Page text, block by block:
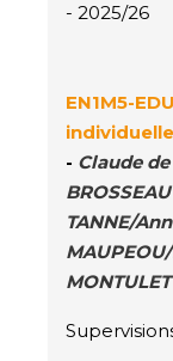
- 2025/26
EN1M5-
- Claude
TANNE/
MONTULET